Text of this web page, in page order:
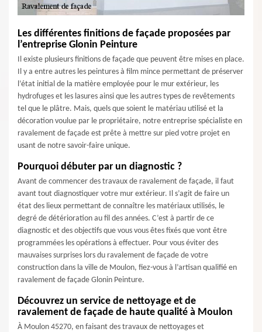
Les différentes finitions de façade proposées par
l’entreprise Glonin Peinture
Il existe plusieurs finitions de façade que peuvent être mises en place.
Il y a entre autres les peintures à film mince permettant de préserver
l’état initial de la matière employée pour le mur extérieur, les
hydrofuges et les lasures ainsi que les autres types de revêtements
tel que le plâtre. Mais, quels que soient le matériau utilisé et la
décoration voulue par le propriétaire, notre entreprise spécialiste en
ravalement de façade est prête à mettre sur pied votre projet en
usant de notre savoir-faire unique.
Pourquoi débuter par un diagnostic ?
Avant de commencer des travaux de ravalement de façade, il faut
avant tout diagnostiquer votre mur extérieur. Il s’agit de faire un
état des lieux permettant de connaître les matériaux utilisés, le
degré de détérioration au fil des années. C’est à partir de ce
diagnostic et des objectifs que vous vous êtes fixés que vont être
programmées les opérations à effectuer. Pour vous éviter des
mauvaises surprises lors du ravalement de façade de votre
construction dans la ville de Moulon, fiez-vous à l’artisan qualifié en
ravalement de façade Glonin Peinture.
Découvrez un service de nettoyage et de
ravalement de façade de haute qualité à Moulon
À Moulon 45270, en faisant des travaux de nettoyages et